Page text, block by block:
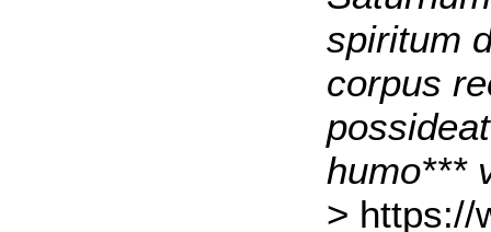
spiritum
corpus
humo***
> https://